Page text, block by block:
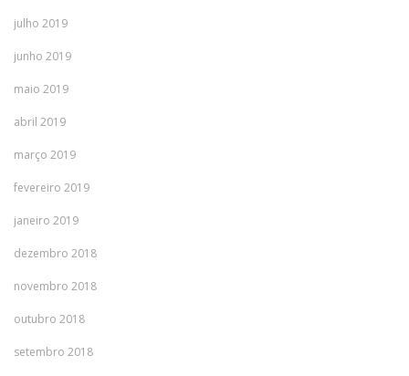
julho 2019
junho 2019
maio 2019
abril 2019
março 2019
fevereiro 2019
janeiro 2019
dezembro 2018
novembro 2018
outubro 2018
setembro 2018